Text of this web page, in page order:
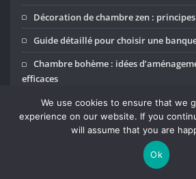
Décoration de chambre zen :
Guide détaillé pour choisir une
Chambre bohème : idées
efficaces
Quels aménagements extérieurs
propriétaires ?
Déménageur : ce qui est inclus (et ce
Quel véhicule choisir pour transporter
We use cookies to ensure that we
experience on our website. If you
will assume that you are
Ok